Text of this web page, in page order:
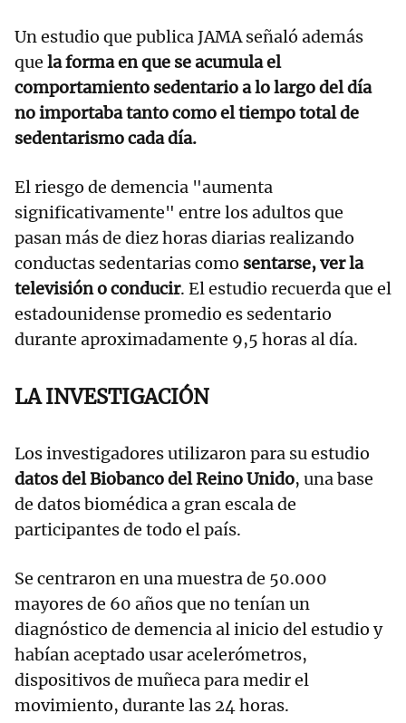
Un estudio que publica JAMA señaló además
que la forma en que se acumula el
comportamiento sedentario a lo largo del día
no importaba tanto como el tiempo total de
sedentarismo cada día.
El riesgo de demencia "aumenta
significativamente" entre los adultos que
pasan más de diez horas diarias realizando
conductas sedentarias como sentarse, ver la
televisión o conducir. El estudio recuerda que el
estadounidense promedio es sedentario
durante aproximadamente 9,5 horas al día.
LA INVESTIGACIÓN
Los investigadores utilizaron para su estudio
datos del Biobanco del Reino Unido, una base
de datos biomédica a gran escala de
participantes de todo el país.
Se centraron en una muestra de 50.000
mayores de 60 años que no tenían un
diagnóstico de demencia al inicio del estudio y
habían aceptado usar acelerómetros,
dispositivos de muñeca para medir el
movimiento, durante las 24 horas.